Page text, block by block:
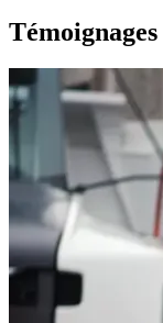
Témoignages